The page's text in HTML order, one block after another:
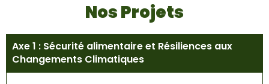
Nos Projets
Axe 1 : Sécurité alimentaire et Résiliences aux
Changements Climatiques